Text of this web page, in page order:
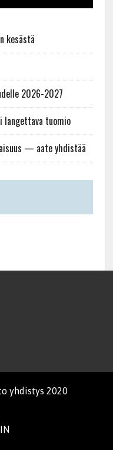
kesästä
2026-2027
tuomio
— aate yhdistää
yhdistys 2020